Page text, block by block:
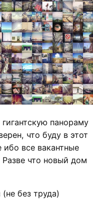
панораму
что буду в этот
ибо все вакантные
что новый дом
без труда)